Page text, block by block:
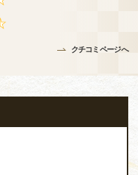
クチコミページへ